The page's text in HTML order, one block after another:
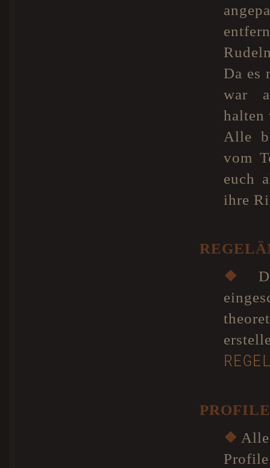
Da es
war
halten
Alle
vom
euch
ihre
❖
PROFILE
❖ Alle